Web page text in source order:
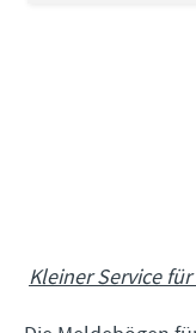
Kleiner Service